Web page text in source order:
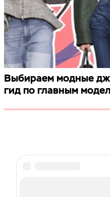
Выбираем модные
гид по главным